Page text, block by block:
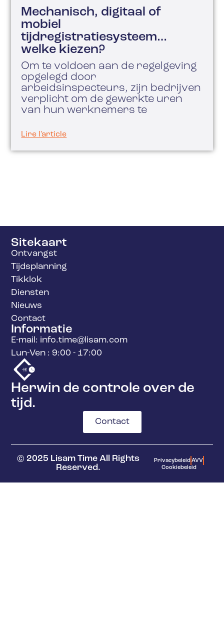
Mechanisch, digitaal of
mobiel
tijdregistratiesysteem…
welke kiezen?
Om te voldoen aan de regelgeving
opgelegd door
arbeidsinspecteurs, zijn bedrijven
verplicht om de gewerkte uren
van hun werknemers te
Lire l'article
Herwin de controle over de
tijd.
Contact
Sitekaart
Ontvangst
Tijdsplanning
Tikklok
Diensten
Nieuws
Contact
Informatie
E-mail: info.time@lisam.com
Lun-Ven : 9:00 - 17:00
© 2025 Lisam Time All Rights
Reserved.
Privacybeleid AVV
Cookiebeleid